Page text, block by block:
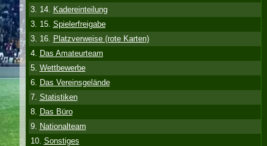
3. 14. Kadereinteilung
3. 15. Spielerfreigabe
3. 16. Platzverweise (rote Karten)
4. Das Amateurteam
5. Wettbewerbe
6. Das Vereinsgelände
7. Statistiken
8. Das Büro
9. Nationalteam
10. Sonstiges